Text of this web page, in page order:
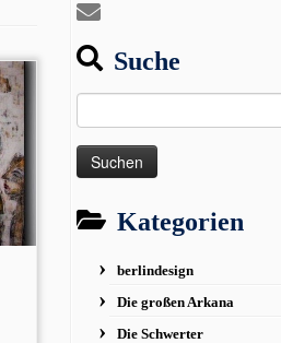
Suche
nach:
Kategorien
berlindesign
Die großen Arkana
Die Schwerter